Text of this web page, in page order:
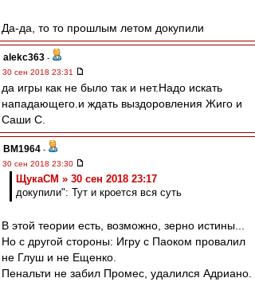
Да-да, то то прошлым летом докупили
alekc363 -
30 сен 2018 23:31
да игры как не было так и нет.Надо искать
нападающего.и ждать выздоровления Жиго и
Саши С.
BM1964 -
30 сен 2018 23:30
ЩукаСМ » 30 сен 2018 23:17
докупили": Тут и кроется вся суть
В этой теории есть, возможно, зерно истины...
Но с другой стороны: Игру с Паоком провалил
не Глуш и не Ещенко.
Пенальти не забил Промес, удалился Адриано.